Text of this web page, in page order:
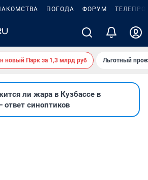
ПОГОДА ФОРУМ
новый Парк за 1,3 млрд руб Льготный
ли жара в Кузбассе в
синоптиков